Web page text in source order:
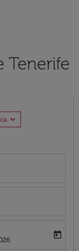
Tenerife
expand_more
return-date-aria-label
today